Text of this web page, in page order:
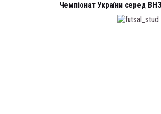
Чемпіонат України серед